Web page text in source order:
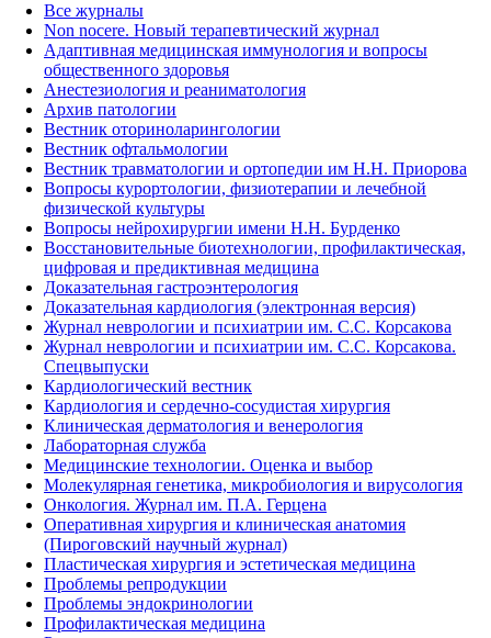
Все журналы
Non nocere. Новый терапевтический журнал
Адаптивная медицинская иммунология и вопросы
общественного здоровья
Анестезиология и реаниматология
Архив патологии
Вестник оториноларингологии
Вестник офтальмологии
Вестник травматологии и ортопедии им Н.Н. Приорова
Вопросы курортологии, физиотерапии и лечебной
физической культуры
Вопросы нейрохирургии имени Н.Н. Бурденко
Восстановительные биотехнологии, профилактическая,
цифровая и предиктивная медицина
Доказательная гастроэнтерология
Доказательная кардиология (электронная версия)
Журнал неврологии и психиатрии им. С.С. Корсакова
Журнал неврологии и психиатрии им. С.С. Корсакова.
Спецвыпуски
Кардиологический вестник
Кардиология и сердечно-сосудистая хирургия
Клиническая дерматология и венерология
Лабораторная служба
Медицинские технологии. Оценка и выбор
Молекулярная генетика, микробиология и вирусология
Онкология. Журнал им. П.А. Герцена
Оперативная хирургия и клиническая анатомия
(Пироговский научный журнал)
Пластическая хирургия и эстетическая медицина
Проблемы репродукции
Проблемы эндокринологии
Профилактическая медицина